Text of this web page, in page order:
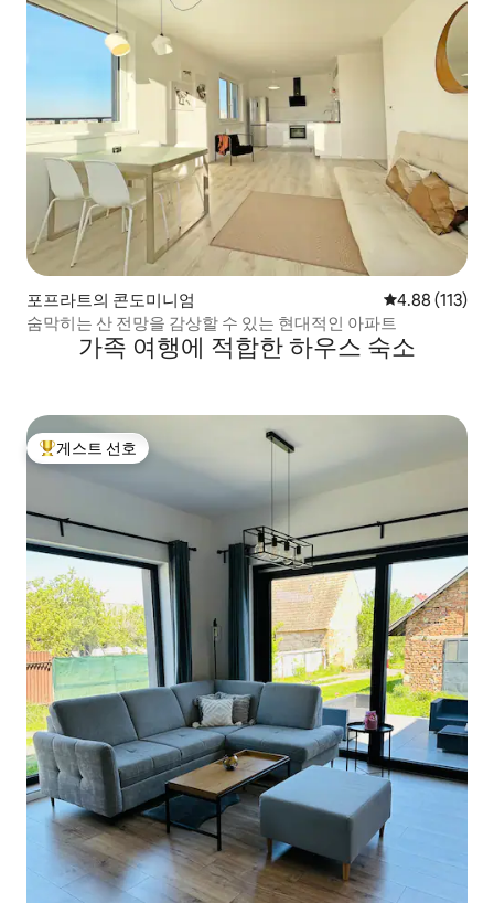
포프라트의 콘도미니엄 평점 4.88점(5
4.88 (113)
숨막히는 산 전망을 감상할 수 있는 현대적인 아파트
가족 여행에 적합한 하우스 숙소
상위 게스트 선호
게스트 선호